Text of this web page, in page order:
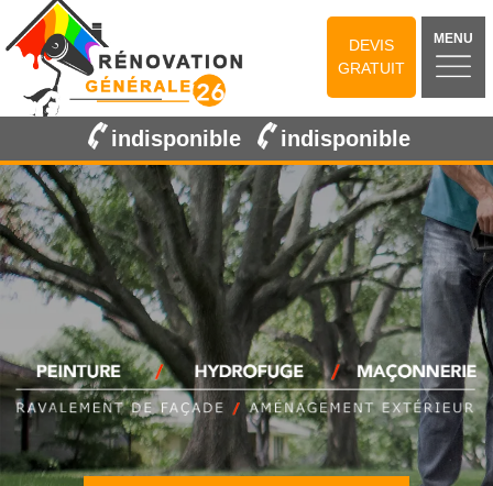
DEVIS
GRATUIT
MENU
indisponible indisponible